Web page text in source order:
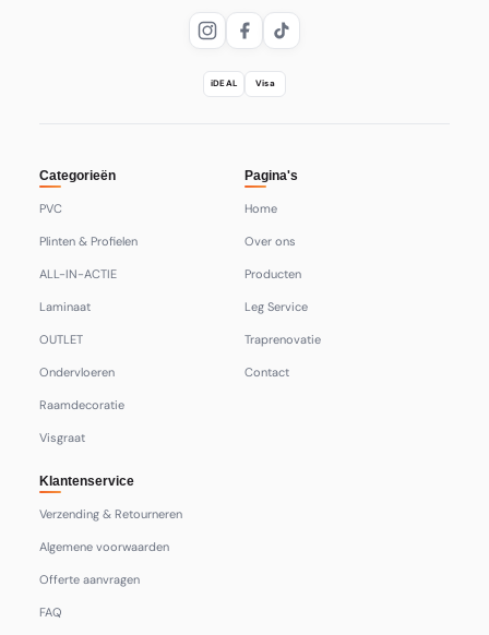
iDEAL Visa
Categorieën
PVC
Plinten & Profielen
ALL-IN-ACTIE
Laminaat
OUTLET
Ondervloeren
Raamdecoratie
Visgraat
Pagina's
Home
Over ons
Producten
Leg Service
Traprenovatie
Contact
Klantenservice
Verzending & Retourneren
Algemene voorwaarden
Offerte aanvragen
FAQ